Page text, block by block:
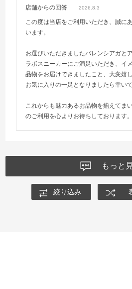
店舗からの回答 2026.8.3
この度は当店をご利用いただき、誠に
います。
お選びいただきましたバレンシアガと
ラボスニーカーにご満足いただき、イ
品物をお届けできましたこと、大変嬉
お気に入りの一足となりましたら幸い
これからも魅力あるお品物を揃えてま
のご利用を心よりお待ちしております。
もっと
絞り込み